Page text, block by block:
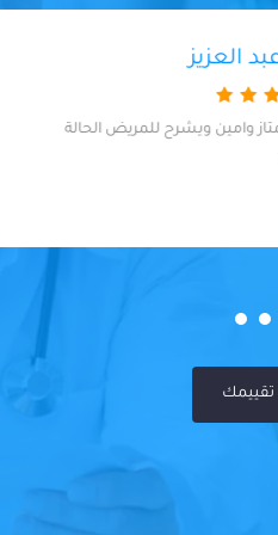
للمريض الحالة